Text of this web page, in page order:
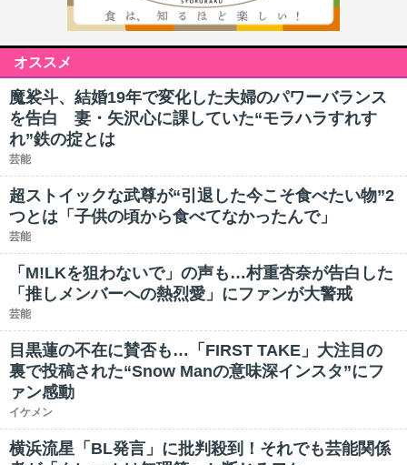
オススメ
魔裟斗、結婚19年で変化した夫婦のパワーバランス
を告白 妻・矢沢心に課していた“モラハラすれす
れ”鉄の掟とは
芸能
超ストイックな武尊が“引退した今こそ食べたい物”2
つとは「子供の頃から食べてなかったんで」
芸能
「M!LKを狙わないで」の声も…村重杏奈が告白した
「推しメンバーへの熱烈愛」にファンが大警戒
芸能
目黒蓮の不在に賛否も…「FIRST TAKE」大注目の
裏で投稿された“Snow Manの意味深インスタ”にフ
ァン感動
イケメン
横浜流星「BL発言」に批判殺到！それでも芸能関係